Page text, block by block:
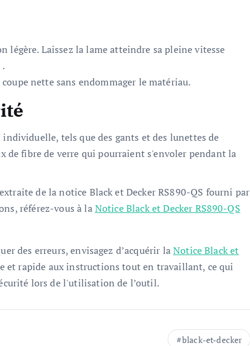
légère. Laissez la lame atteindre sa pleine vitesse
.
nette sans endommager le matériau.
tels que des gants et des lunettes de
de fibre de verre qui pourraient s'envoler pendant la
de la notice Black et Decker RS890-QS fourni par
référez-vous à laNotice Black et Decker RS890-QS
des erreurs, envisagez d’acquérir laNotice Black et
et rapide aux instructions tout en travaillant, ce qui
lors de l'utilisation de l’outil.
black-et-decker